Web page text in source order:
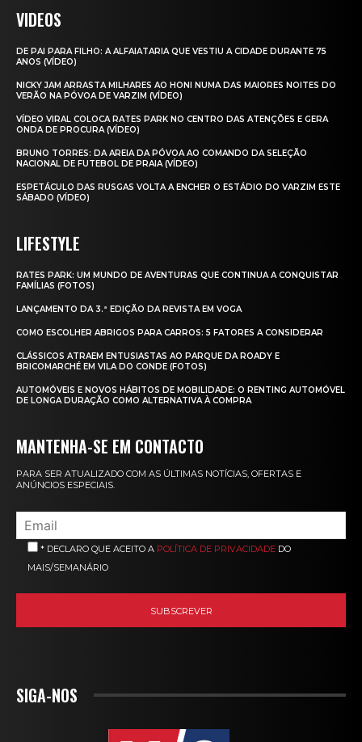
VIDEOS
DE PAI PARA FILHO: A ALFAIATARIA QUE VESTIU A CIDADE DURANTE 75
ANOS (VÍDEO)
NICKY JAM ARRASTA MILHARES AO HONI NUMA DAS MAIORES NOITES DO
VERÃO NA PÓVOA DE VARZIM (VÍDEO)
VÍDEO VIRAL COLOCA RATES PARK NO CENTRO DAS ATENÇÕES E GERA
ONDA DE PROCURA (VÍDEO)
BRUNO TORRES: DA AREIA DA PÓVOA AO COMANDO DA SELEÇÃO
NACIONAL DE FUTEBOL DE PRAIA (VÍDEO)
ESPETÁCULO DAS RUSGAS VOLTA A ENCHER O ESTÁDIO DO VARZIM ESTE
SÁBADO (VÍDEO)
LIFESTYLE
RATES PARK: UM MUNDO DE AVENTURAS QUE CONTINUA A CONQUISTAR
FAMÍLIAS (FOTOS)
LANÇAMENTO DA 3.ª EDIÇÃO DA REVISTA EM VOGA
COMO ESCOLHER ABRIGOS PARA CARROS: 5 FATORES A CONSIDERAR
CLÁSSICOS ATRAEM ENTUSIASTAS AO PARQUE DA ROADY E
BRICOMARCHÉ EM VILA DO CONDE (FOTOS)
AUTOMÓVEIS E NOVOS HÁBITOS DE MOBILIDADE: O RENTING AUTOMÓVEL
DE LONGA DURAÇÃO COMO ALTERNATIVA À COMPRA
MANTENHA-SE EM CONTACTO
PARA SER ATUALIZADO COM AS ÚLTIMAS NOTÍCIAS, OFERTAS E
ANÚNCIOS ESPECIAIS.
* DECLARO QUE ACEITO A POLÍTICA DE PRIVACIDADE DO
MAIS/SEMANÁRIO
SIGA-NOS